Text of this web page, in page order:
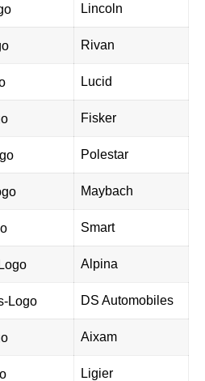
Lincoln
Rivan
Lucid
Fisker
Polestar
Maybach
Smart
Alpina
DS Automobiles
Aixam
Ligier